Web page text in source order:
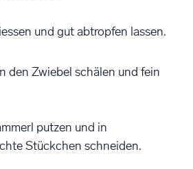
und gut abtropfen lassen.
den Zwiebel schälen und fein
putzen und in
Stückchen schneiden.